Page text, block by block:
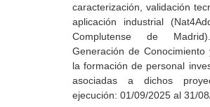
caracterización, validación
aplicación industrial
Complutense de
Generación de
la formación de personal
asociadas a dichos
ejecución: 01/09/2025 al 31/